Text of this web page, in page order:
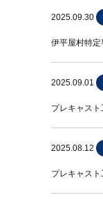
2025.09.30
伊平屋村特
2025.09.01
プレキャス
2025.08.12
プレキャス